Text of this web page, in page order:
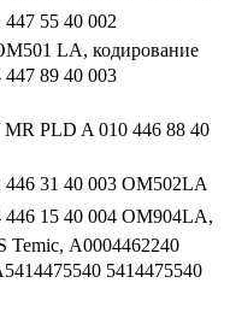
55 40 002
LA, кодирование
89 40 003
PLD A 010 446 88 40
31 40 003 OM502LA
15 40 004 OM904LA,
Temic, А0004462240
5414475540